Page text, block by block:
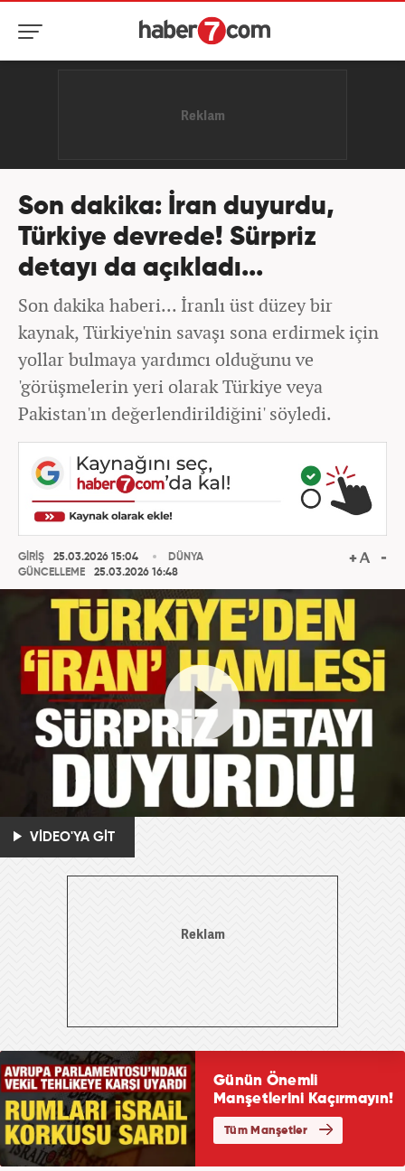
Son dakika: İran duyurdu,
Türkiye devrede! Sürpriz
detayı da açıkladı...
Son dakika haberi... İranlı üst düzey bir
kaynak, Türkiye'nin savaşı sona erdirmek için
yollar bulmaya yardımcı olduğunu ve
'görüşmelerin yeri olarak Türkiye veya
Pakistan'ın değerlendirildiğini' söyledi.
GİRİŞ
25.03.2026 15:04
GÜNCELLEME
25.03.2026 16:48
DÜNYA
VİDEO'YA GİT